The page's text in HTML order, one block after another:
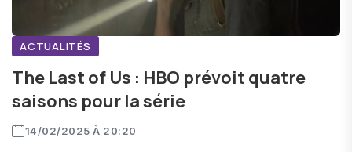
ACTUALITÉS
The Last of Us : HBO prévoit quatre
saisons pour la série
14/02/2025 À 20:20